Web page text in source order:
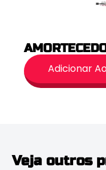
Adicionar
Veja outros